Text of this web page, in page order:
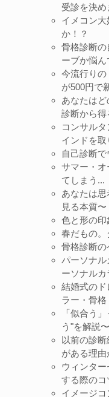
受診を決め
イメコン大
か！？
骨格診断の
ーブか悩ん
今流行り
が500円で
あなたは
診断から
コンサル
インドを
自己診断
サマー・
てしまう...
あなたは
見る本質〜
色と形の
春だもの。
骨格診断の
パーソナ
ーソナルカ
結婚式の
ラー・骨
「似合う
う"を解説〜
以前の診
がある理由
ウィンタ
する際のコ
イメージコ